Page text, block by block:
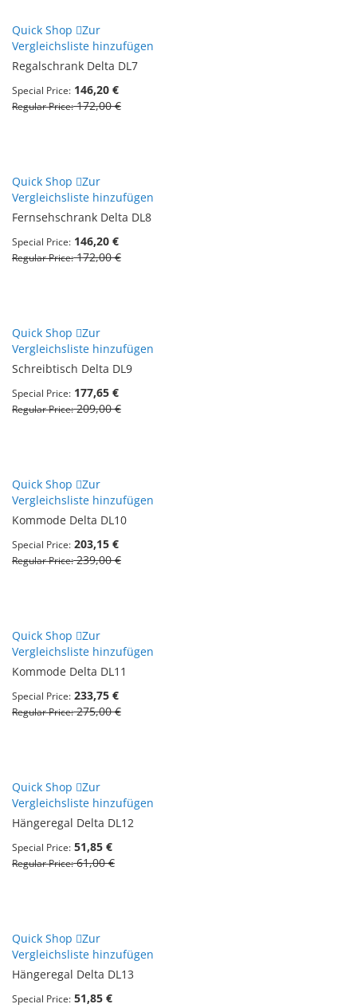
Quick Shop
Zur
Vergleichsliste hinzufügen
Regalschrank Delta DL7
Special Price 146,20 €
Regular Price 172,00 €
Quick Shop
Zur
Vergleichsliste hinzufügen
Fernsehschrank Delta DL8
Special Price 146,20 €
Regular Price 172,00 €
Quick Shop
Zur
Vergleichsliste hinzufügen
Schreibtisch Delta DL9
Special Price 177,65 €
Regular Price 209,00 €
Quick Shop
Zur
Vergleichsliste hinzufügen
Kommode Delta DL10
Special Price 203,15 €
Regular Price 239,00 €
Quick Shop
Zur
Vergleichsliste hinzufügen
Kommode Delta DL11
Special Price 233,75 €
Regular Price 275,00 €
Quick Shop
Zur
Vergleichsliste hinzufügen
Hängeregal Delta DL12
Special Price 51,85 €
Regular Price 61,00 €
Quick Shop
Zur
Vergleichsliste hinzufügen
Hängeregal Delta DL13
Special Price 51,85 €